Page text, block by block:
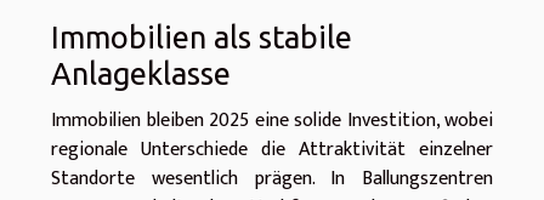
Immobilien als stabile
Anlageklasse
Immobilien bleiben 2025 eine solide Investition, wobei
regionale Unterschiede die Attraktivität einzelner
Standorte wesentlich prägen. In Ballungszentren